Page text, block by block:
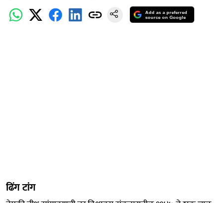
Add as a preferred
source on Google
ढिंग टांग